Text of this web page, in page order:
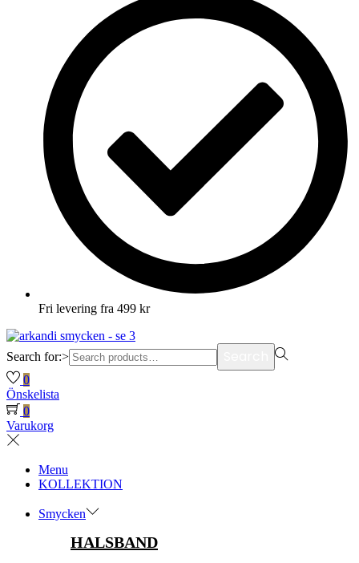
Fri levering fra 499 kr
Search for:>
0
Önskelista
0
Varukorg
Menu
KOLLEKTION
Smycken
HALSBAND